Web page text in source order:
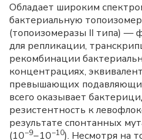
Обладает широким
бактериальную
(топоизомеразы II типа) —
для репликации,
рекомбинации
концентрациях,
превышающих
всего оказывает
резистентность к
результате спонтанных
(10−9−10−10). Несмотря на